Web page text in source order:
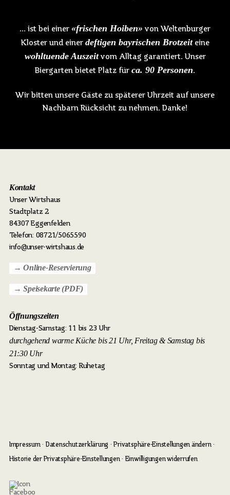
… ist bei einer «frischen Hoiben» von Weltenburger
Kloster und einer deftigen bayrischen Brotzeiteine
wohltuende Auszeitvom Alltag garantiert. Unser
Biergarten bietet Platz für ca. 90 Personen.
Wir bitten unsere Gäste zu späterer Uhrzeit auf unsere
Nachbarn Rücksicht zu nehmen. Danke!
Kontakt
Unser Wirtshaus
Stadtplatz 2
84307 Eggenfelden
Telefon: 08721/5065590
info@unser-wirtshaus.de
→ Online-Reservierung
→ Speisekarte (PDF)
Öffnungszeiten
Dienstag-Samstag: 11 bis 23 Uhr
durchgehend warme Küche bis 21 Uhr, Freitag & Samstag bis
21:30 Uhr
Sonntag und Montag: Ruhetag
Impressum Datenschutzerklärung Privatsphäre-Einstellungen ändern
Historie der Privatsphäre-Einstellungen Einwilligungen widerrufen